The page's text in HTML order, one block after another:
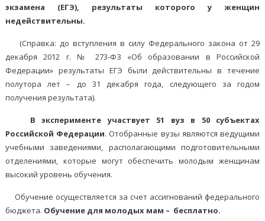
экзамена (ЕГЭ), результаты которого у женщин
недействительны.
(Справка: до вступления в силу Федерального закона от 29
декабря 2012 г. № 273-ФЗ «Об образовании в Российской
Федерации» результаты ЕГЭ были действительны в течение
полутора лет – до 31 декабря года, следующего за годом
получения результата).
В эксперименте участвует 51 вуз в 50 субъектах
Российской Федерации. Отобранные вузы являются ведущими
учебными заведениями, располагающими подготовительными
отделениями, которые могут обеспечить молодым женщинам
высокий уровень обучения.
Обучение осуществляется за счет ассигнований федерального
бюджета. Обучение для молодых мам – бесплатно.